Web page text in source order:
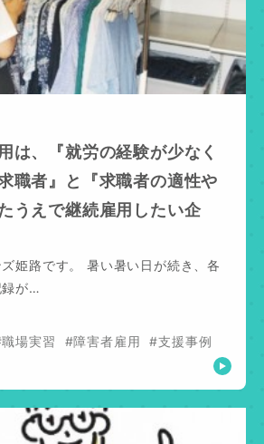
は、『就労の経験が少なく
職者』と『求職者の適性や
うえで継続雇用したい企
姫路です。 暑い暑い日が続き、各
録が…
場実習 #障害者雇用
#支援事例